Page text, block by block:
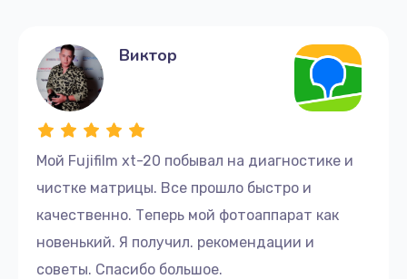
Мой Fujifilm xt-20 побывал на диагностике и
чистке матрицы. Все прошло быстро и
качественно. Теперь мой фотоаппарат как
новенький. Я получил. рекомендации и
советы. Спасибо большое.
Виктор